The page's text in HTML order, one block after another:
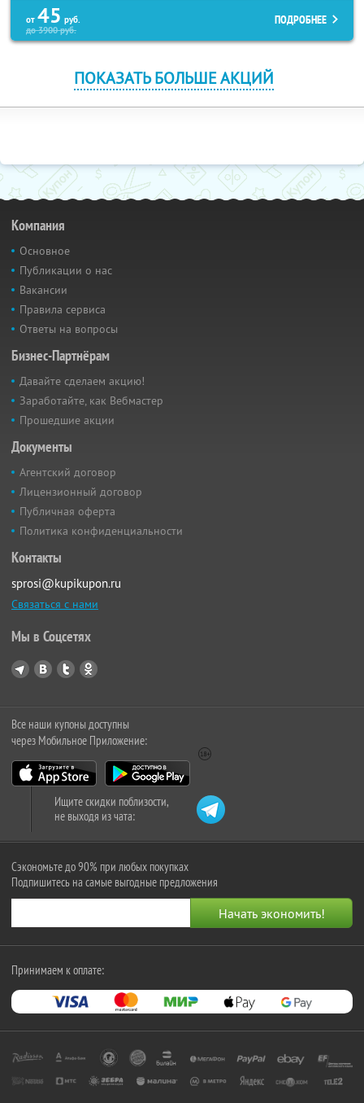
от 45 руб.
до3900руб.
ПОДРОБНЕЕ
ПОКАЗАТЬ БОЛЬШЕ АКЦИЙ
Компания
Основное
Публикации о нас
Вакансии
Правила сервиса
Ответы на вопросы
Бизнес-Партнёрам
Давайте сделаем акцию!
Заработайте, как Вебмастер
Прошедшие акции
Документы
Агентский договор
Лицензионный договор
Публичная оферта
Политика конфиденциальности
Контакты
sprosi@kupikupon.ru
Связаться с нами
Мы в Соцсетях
Все наши купоны доступны
через Мобильное Приложение:
Ищите скидки поблизости,
не выходя из чата:
Сэкономьте до 90% при любых покупках
Подпишитесь на самые выгодные предложения
Принимаем к оплате: